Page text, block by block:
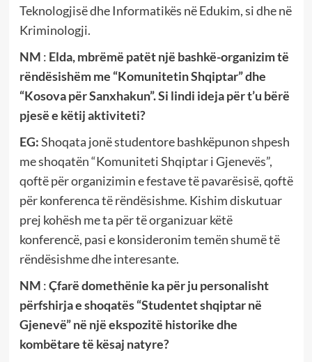
Teknologjisë dhe Informatikës në Edukim, si dhe në
Kriminologji.
NM : Elda, mbrëmë patët një bashkë-organizim të
rëndësishëm me “Komunitetin Shqiptar” dhe
“Kosova për Sanxhakun”. Si lindi ideja për t’u bërë
pjesë e këtij aktiviteti?
EG:Shoqata jonë studentore bashkëpunon shpesh
me shoqatën “Komuniteti Shqiptar i Gjenevës”,
qoftë për organizimin e festave të pavarësisë, qoftë
për konferenca të rëndësishme. Kishim diskutuar
prej kohësh me ta për të organizuar këtë
konferencë, pasi e konsideronim temën shumë të
rëndësishme dhe interesante.
NM :Çfarë domethënie ka për ju personalisht
përfshirja e shoqatës “Studentet shqiptar në
Gjenevë” në një ekspozitë historike dhe
kombëtare të kësaj natyre?